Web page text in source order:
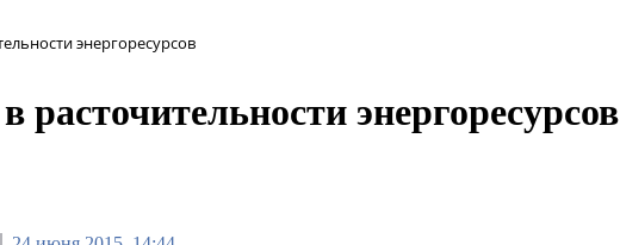
энергоресурсов
энергоресурсов